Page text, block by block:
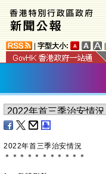
字型大小:
2022年首三季治安情況
＊ ＊ ＊ ＊ ＊ ＊ ＊ ＊ ＊ ＊ ＊